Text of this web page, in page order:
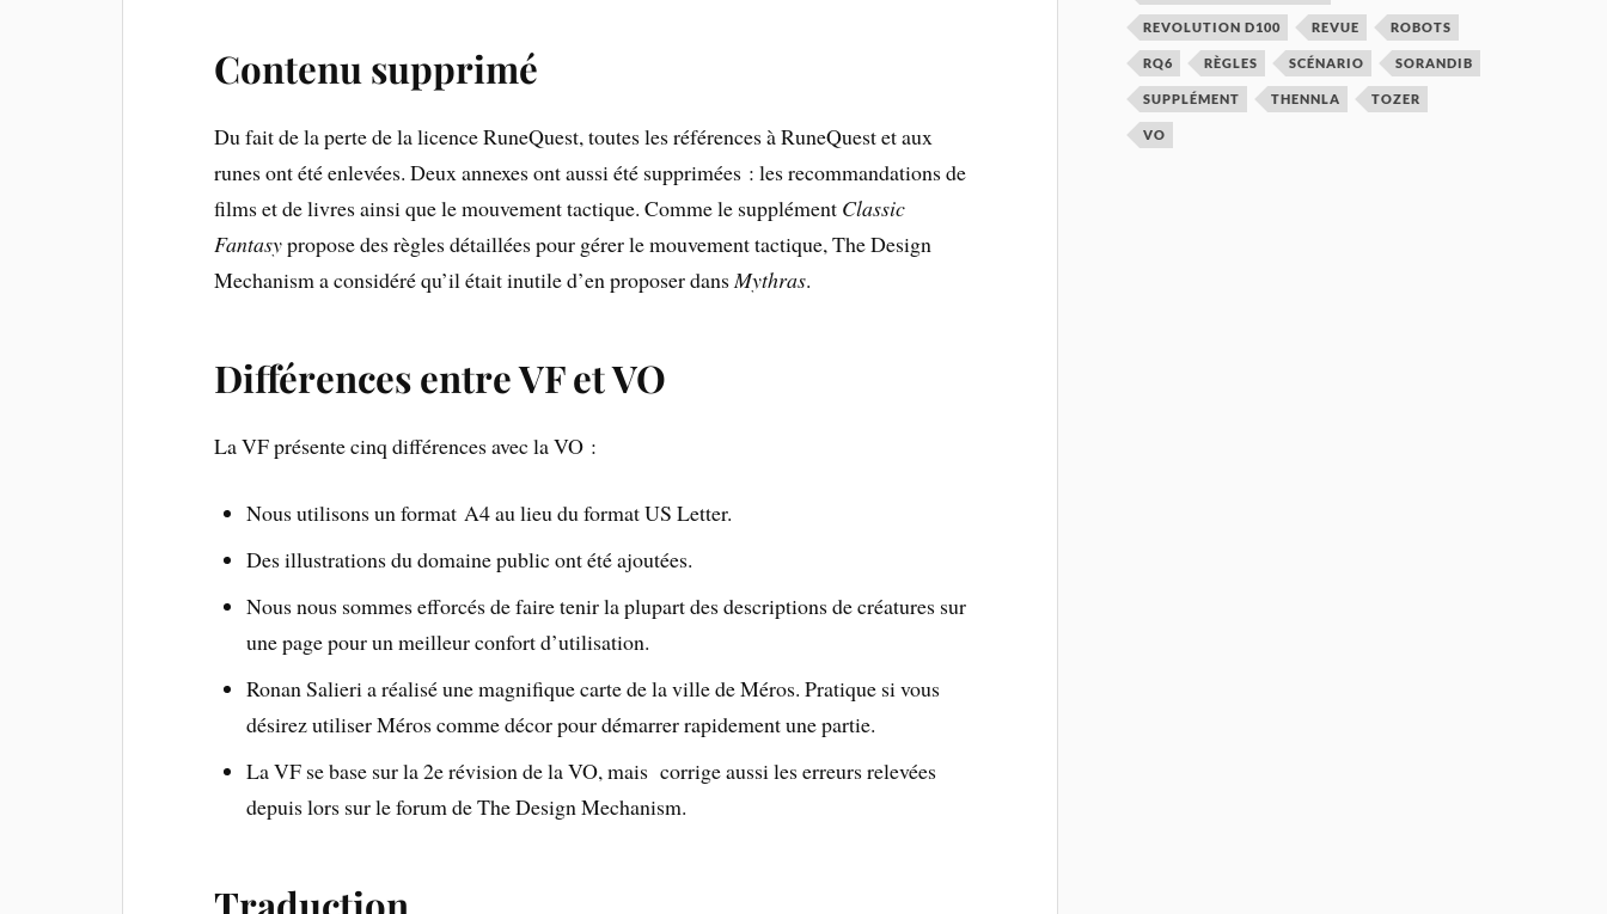
Contenu supprimé
Du fait de la perte de la licence RuneQuest, toutes les références à RuneQuest et aux
runes ont été enlevées. Deux annexes ont aussi été supprimées : les recommandations de
films et de livres ainsi que le mouvement tactique. Comme le supplément Classic
Fantasypropose des règles détaillées pour gérer le mouvement tactique, The Design
Mechanism a considéré qu’il était inutile d’en proposer dans Mythras.
Différences entre VF et VO
La VF présente cinq différences avec la VO :
Nous utilisons un format A4 au lieu du format US Letter.
Des illustrations du domaine public ont été ajoutées.
Nous nous sommes efforcés de faire tenir la plupart des descriptions de créatures sur
une page pour un meilleur confort d’utilisation.
Ronan Salieri a réalisé une magnifique carte de la ville de Méros. Pratique si vous
désirez utiliser Méros comme décor pour démarrer rapidement une partie.
La VF se base sur la 2e révision de la VO, mais corrige aussi les erreurs relevées
depuis lors sur le forum de The Design Mechanism.
REVOLUTION D100 REVUE ROBOTS
RQ6 RÈGLES SCÉNARIO SORANDIB
SUPPLÉMENT THENNLA TOZER
VO